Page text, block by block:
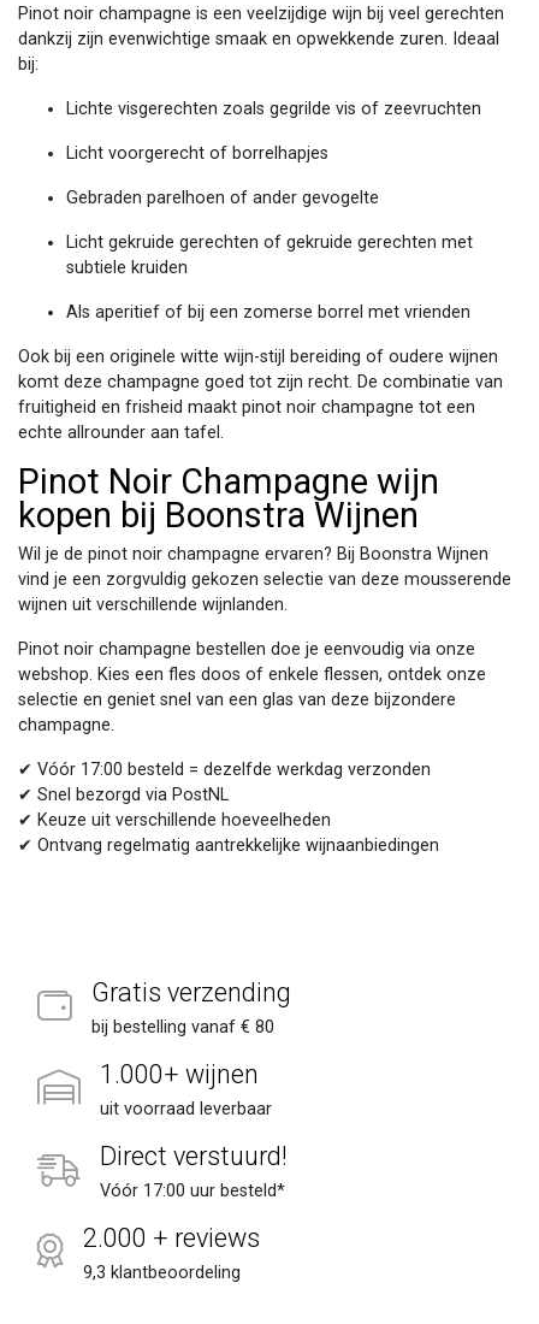
Pinot noir champagne is een veelzijdige wijn bij veel gerechten
dankzij zijn evenwichtige smaak en opwekkende zuren. Ideaal
bij:
Lichte visgerechten zoals gegrilde vis of zeevruchten
Licht voorgerecht of borrelhapjes
Gebraden parelhoen of ander gevogelte
Licht gekruide gerechten of gekruide gerechten met
subtiele kruiden
Als aperitief of bij een zomerse borrel met vrienden
Ook bij een originele witte wijn-stijl bereiding of oudere wijnen
komt deze champagne goed tot zijn recht. De combinatie van
fruitigheid en frisheid maakt pinot noir champagne tot een
echte allrounder aan tafel.
Pinot Noir Champagne wijn
kopen bij Boonstra Wijnen
Wil je de pinot noir champagne ervaren? Bij Boonstra Wijnen
vind je een zorgvuldig gekozen selectie van deze mousserende
wijnen uit verschillende wijnlanden.
Pinot noir champagne bestellen doe je eenvoudig via onze
webshop. Kies een fles doos of enkele flessen, ontdek onze
selectie en geniet snel van een glas van deze bijzondere
champagne.
✔ Vóór 17:00 besteld = dezelfde werkdag verzonden
✔ Snel bezorgd via PostNL
✔ Keuze uit verschillende hoeveelheden
✔ Ontvang regelmatig aantrekkelijke wijnaanbiedingen
Gratis verzending
bij bestelling vanaf € 80
1.000+ wijnen
uit voorraad leverbaar
Direct verstuurd!
Vóór 17:00 uur besteld*
2.000 + reviews
9,3 klantbeoordeling